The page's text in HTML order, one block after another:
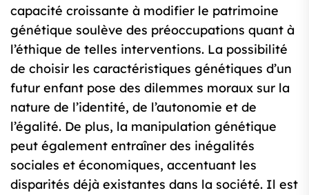
capacité croissante à modifier le patrimoine
génétique soulève des préoccupations quant à
l’éthique de telles interventions. La possibilité
de choisir les caractéristiques génétiques d’un
futur enfant pose des dilemmes moraux sur la
nature de l’identité, de l’autonomie et de
l’égalité. De plus, la manipulation génétique
peut également entraîner des inégalités
sociales et économiques, accentuant les
disparités déjà existantes dans la société. Il est